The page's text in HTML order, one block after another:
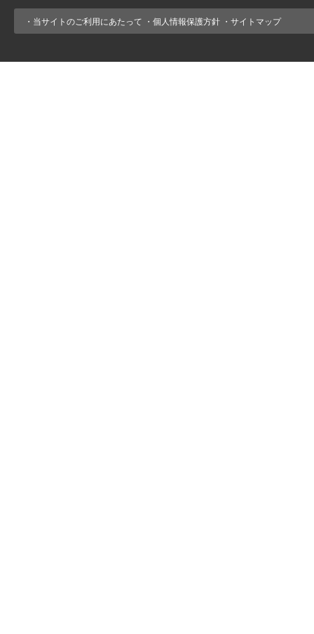
・ 当サイトのご利用にあたって ・ 個人情報保護方針 ・ サイトマップ